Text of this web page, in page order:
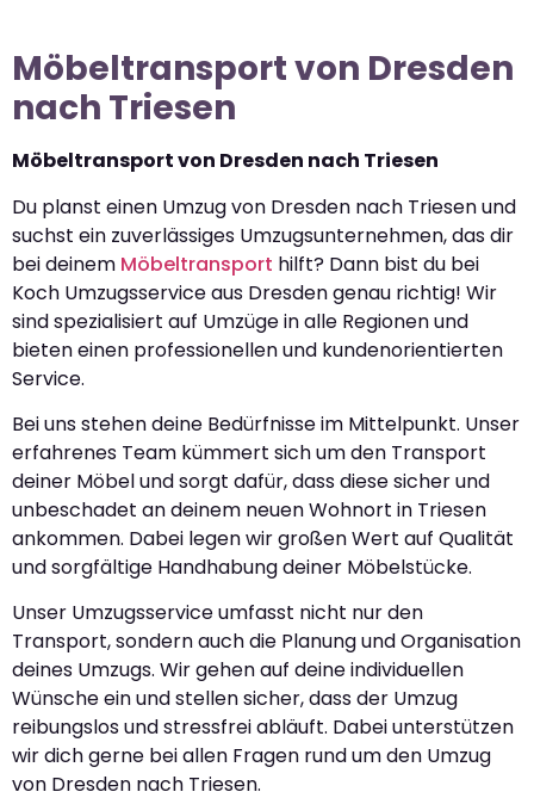
Möbeltransport von Dresden
nach Triesen
Möbeltransport von Dresden nach Triesen
Du planst einen Umzug von Dresden nach Triesen und
suchst ein zuverlässiges Umzugsunternehmen, das dir
bei deinem Möbeltransport hilft? Dann bist du bei
Koch Umzugsservice aus Dresden genau richtig! Wir
sind spezialisiert auf Umzüge in alle Regionen und
bieten einen professionellen und kundenorientierten
Service.
Bei uns stehen deine Bedürfnisse im Mittelpunkt. Unser
erfahrenes Team kümmert sich um den Transport
deiner Möbel und sorgt dafür, dass diese sicher und
unbeschadet an deinem neuen Wohnort in Triesen
ankommen. Dabei legen wir großen Wert auf Qualität
und sorgfältige Handhabung deiner Möbelstücke.
Unser Umzugsservice umfasst nicht nur den
Transport, sondern auch die Planung und Organisation
deines Umzugs. Wir gehen auf deine individuellen
Wünsche ein und stellen sicher, dass der Umzug
reibungslos und stressfrei abläuft. Dabei unterstützen
wir dich gerne bei allen Fragen rund um den Umzug
von Dresden nach Triesen.